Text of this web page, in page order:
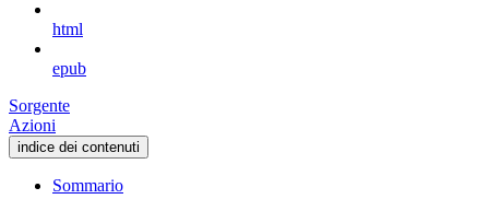
html
epub
Sorgente
Azioni
indice dei contenuti
Sommario